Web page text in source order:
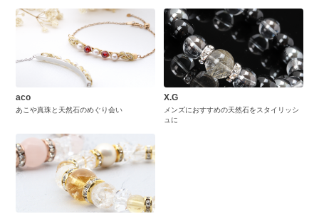
aco
あこや真珠と天然石のめぐり会い
X.G
メンズにおすすめの天然石をスタイリッシ
ュに